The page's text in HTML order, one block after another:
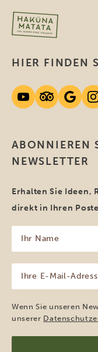
ABONNIEREN
NEWSLETTER
Erhalten Sie Ideen,
direkt in Ihren
Name
(erforderlich)
Mail-
Adresse
(erforderlich)
Wenn Sie unseren
unserer
HIER FINDEN